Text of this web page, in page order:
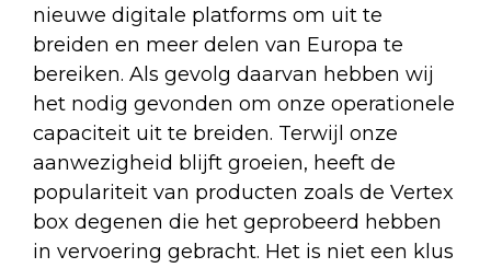
nieuwe digitale platforms om uit te
breiden en meer delen van Europa te
bereiken. Als gevolg daarvan hebben wij
het nodig gevonden om onze operationele
capaciteit uit te breiden. Terwijl onze
aanwezigheid blijft groeien, heeft de
populariteit van producten zoals de Vertex
box degenen die het geprobeerd hebben
in vervoering gebracht. Het is niet een klus